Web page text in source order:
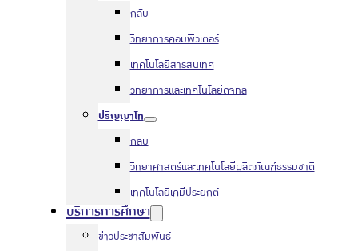
กลับ
วิทยาการคอมพิวเตอร์
เทคโนโลยีสารสนเทศ
วิทยาการและเทคโนโลยีดิจิทัล
ปริญญาโท
กลับ
วิทยาศาสตร์และเทคโนโลยีผลิตภัณฑ์ธรรมชาติ
เทคโนโลยีเคมีประยุกต์
บริการการศึกษา
ข่าวประชาสัมพันธ์